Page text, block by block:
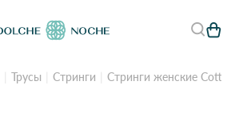
Трусы Стринги Стринги женские